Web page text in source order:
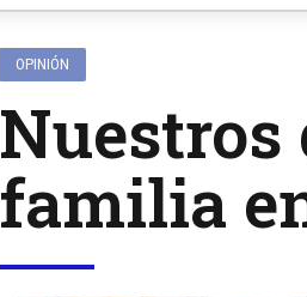
OPINIÓN
Nuestros
familia